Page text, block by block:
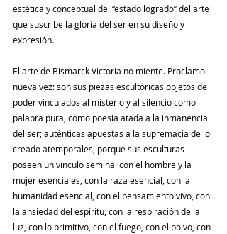
estética y conceptual del “estado logrado” del arte
que suscribe la gloria del ser en su diseño y
expresión.
El arte de Bismarck Victoria no miente. Proclamo
nueva vez: son sus piezas escultóricas objetos de
poder vinculados al misterio y al silencio como
palabra pura, como poesía atada a la inmanencia
del ser; auténticas apuestas a la supremacía de lo
creado atemporales, porque sus esculturas
poseen un vínculo seminal con el hombre y la
mujer esenciales, con la raza esencial, con la
humanidad esencial, con el pensamiento vivo, con
la ansiedad del espíritu, con la respiración de la
luz, con lo primitivo, con el fuego, con el polvo, con